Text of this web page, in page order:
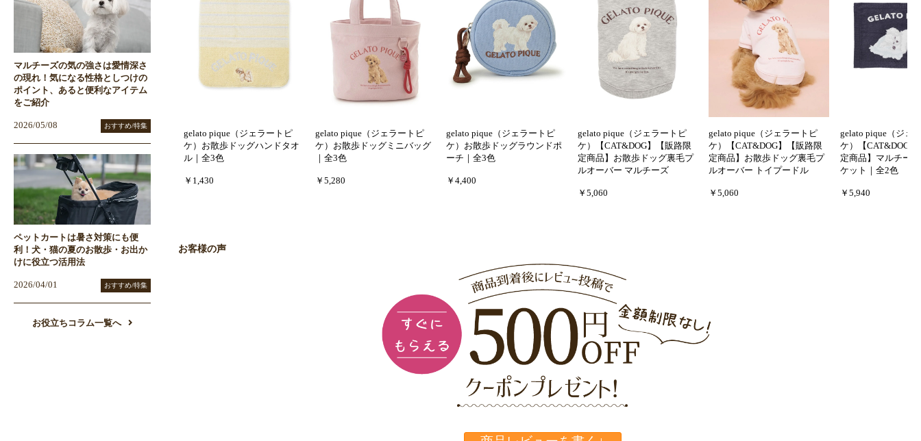
gelato pique（ジェラートピ
ケ）お散歩ドッグハンドタオ
ル｜全3色
￥1,430
gelato pique（ジェラートピ
ケ）お散歩ドッグミニバッグ
｜全3色
￥5,280
gelato pique（ジェラートピ
ケ）お散歩ドッグラウンドポ
ーチ｜全3色
￥4,400
gelato pique（ジェラートピ
ケ）【CAT&DOG】【販路限
定商品】お散歩ドッグ裏毛プ
ルオーバー マルチーズ
￥5,060
gelato pique（ジェラートピ
ケ）【CAT&DOG】【販路限
定商品】お散歩ドッグ裏毛プ
ルオーバー トイプードル
￥5,060
gelato pique（ジェ
ケ）【CAT&DOG】
定商品】マルチー
ケット｜全2色
￥5,940
お客様の声
マルチーズの気の強さは愛情深さ
の現れ！気になる性格としつけの
ポイント、あると便利なアイテム
をご紹介
2026/05/08 おすすめ/特集
ペットカートは暑さ対策にも便
利！犬・猫の夏のお散歩・お出か
けに役立つ活用法
2026/04/01 おすすめ/特集
お役立ちコラム一覧へ